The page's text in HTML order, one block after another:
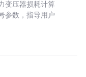
变压器损耗计算
参数，指导用户